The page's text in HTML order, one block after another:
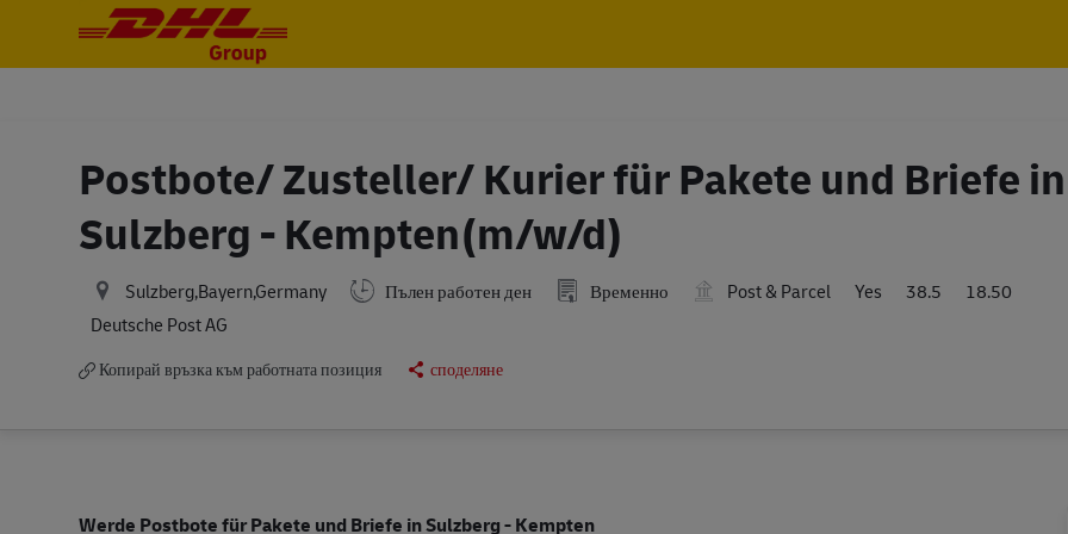
Postbote/ Zusteller/ Kurier für Pakete und Briefe in
Sulzberg - Kempten(m/w/d)
Sulzberg,Bayern,Germany Пълен работен ден Временно Post & Parcel Yes 38.5
18.50
Deutsche Post AG
Копирай връзка към работната позиция споделяне
Werde Postbote für Pakete und Briefe in Sulzberg - Kempten